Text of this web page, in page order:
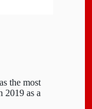
the most
2019 as a